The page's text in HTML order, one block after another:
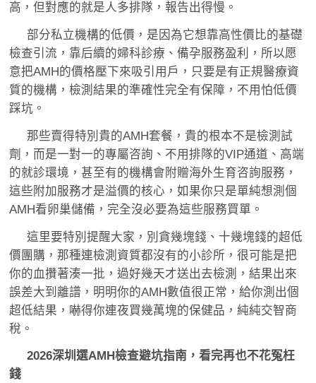
高，但對應的就是人多排隊，報告出得慢。
部分私立機構的低價，是因為它想靠高性價比的基礎
檢查引流，靠后續的婦科診療、備孕服務盈利，所以愿
意把AMH的價格壓下來吸引用戶，只要是有正規醫療資
質的機構，檢測結果的準確性完全有保障，不用怕低價
踩坑。
那些賣得特別貴的AMH套餐，貴的根本不是檢測試
劑，而是一對一的專屬咨詢、不用排隊的VIP通道、高端
的就診環境，甚至有的機構會附贈海外生育咨詢服務，
這些附加服務才是溢價的核心，如果你只是單純想測個
AMH看卵巢儲備，完全沒必要為這些服務買單。
這里要特別提醒大家，別貪幾塊錢、十幾塊錢的超低
價團購，那種連檢測資質都沒有的小診所，很可能是把
你的血攢著湊一批，過好幾天才送出去檢測，結果出來
誤差大到離譜，明明你的AMH數值很正常，給你測出個
超低結果，嚇得你連夜買幾萬塊的保健品，純純交智商
稅。
2026深圳選AMH檢查避坑指南，看完再也不花冤枉
錢